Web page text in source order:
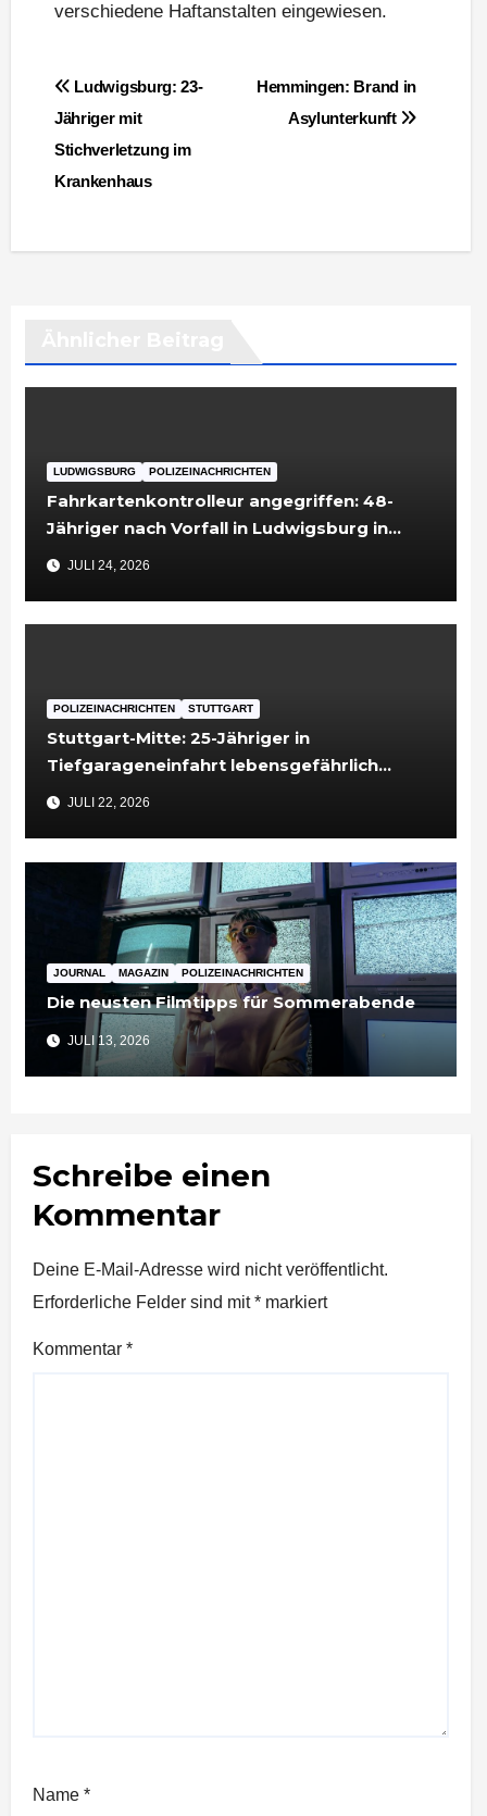
verschiedene Haftanstalten eingewiesen.
BeitragsnavigationHemmingen: Brand in
Asylunterkunft
Ludwigsburg: 23-
Jähriger mit
Stichverletzung im
Krankenhaus
LUDWIGSBURG POLIZEINACHRICHTEN
Fahrkartenkontrolleur angegriffen: 48-
Jähriger nach Vorfall in Ludwigsburg in
Untersuchungshaft
JULI 24, 2026
POLIZEINACHRICHTEN STUTTGART
Stuttgart-Mitte: 25-Jähriger in
Tiefgarageneinfahrt lebensgefährlich
verletzt
JULI 22, 2026
JOURNAL MAGAZIN POLIZEINACHRICHTEN
Die neusten Filmtipps für Sommerabende
JULI 13, 2026
Schreibe einen
Kommentar
Deine E-Mail-Adresse wird nicht veröffentlicht.
Erforderliche Felder sind mit* markiert
Kommentar *
Name *